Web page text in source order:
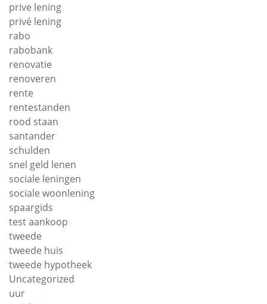
prive lening
privé lening
rabo
rabobank
renovatie
renoveren
rente
rentestanden
rood staan
santander
schulden
snel geld lenen
sociale leningen
sociale woonlening
spaargids
test aankoop
tweede
tweede huis
tweede hypotheek
Uncategorized
uur